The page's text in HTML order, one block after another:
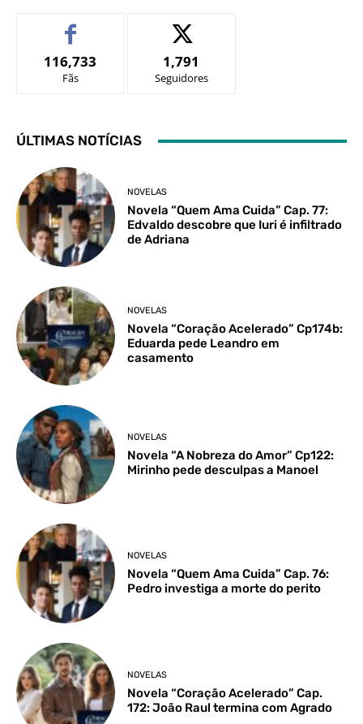
116,733
Fãs
1,791
Seguidores
ÚLTIMAS NOTÍCIAS
NOVELAS
Novela “Quem Ama Cuida” Cap. 77:
Edvaldo descobre que Iuri é infiltrado
de Adriana
NOVELAS
Novela “Coração Acelerado” Cp174b:
Eduarda pede Leandro em
casamento
NOVELAS
Novela “A Nobreza do Amor” Cp122:
Mirinho pede desculpas a Manoel
NOVELAS
Novela “Quem Ama Cuida” Cap. 76:
Pedro investiga a morte do perito
NOVELAS
Novela “Coração Acelerado” Cap.
172: João Raul termina com Agrado